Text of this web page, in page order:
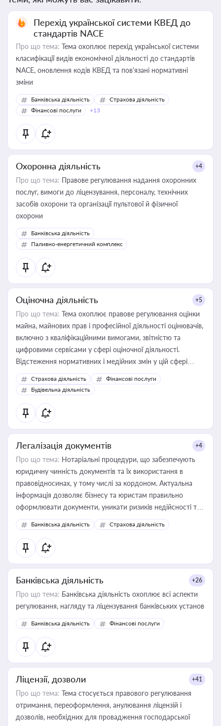
Перехід української системи КВЕД до
стандартів NACE
Про що тема: Тема охоплює перехід української системи
класифікації видів економічної діяльності до стандартів
NACE, оновлення кодів КВЕД та пов'язані нормативні
зміни
Банківська діяльність
Страхова діяльність
Фінансові послуги
+13
Охоронна діяльність +4
Про що тема: Правове регулювання надання охоронних
послуг, вимоги до ліцензування, персоналу, технічних
засобів охорони та організації пультової й фізичної
охорони
Банківська діяльність
Паливно-енергетичний комплекс
Оціночна діяльність +5
Про що тема: Тема охоплює правове регулювання оцінки
майна, майнових прав і професійної діяльності оцінювачів,
включно з кваліфікаційними вимогами, звітністю та
цифровими сервісами у сфері оціночної діяльності.
Відстеження нормативних і медійних змін у цій сфері
корисне для власника бізнесу, керівника, юриста або
бухгалтера під час оподаткування, приватизації, оренди
державного майна, корпоративних угод і перевірки
статусу суб'єктів оціночної діяльності
Страхова діяльність
Фінансові послуги
Будівельна діяльність
Легалізація документів +4
Про що тема: Нотаріальні процедури, що забезпечують
юридичну чинність документів та їх використання в
правовідносинах, у тому числі за кордоном. Актуальна
інформація дозволяє бізнесу та юристам правильно
оформлювати документи, уникати ризиків недійсності та
забезпечувати їх належне прийняття органами влади та
контрагентами
Банківська діяльність Страхова діяльність
Банківська діяльність +26
Про що тема: Банківська діяльність охоплює всі аспекти
регулювання, нагляду та ліцензування банківських установ
Банківська діяльність Фінансові послуги
Ліцензії, дозволи +41
Про що тема: Тема стосується правового регулювання
отримання, переоформлення, анулювання ліцензій і
дозволів, необхідних для провадження господарської